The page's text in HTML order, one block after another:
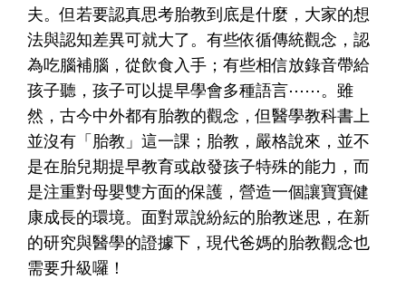
夫。但若要認真思考胎教到底是什麼，大家的想
法與認知差異可就大了。有些依循傳統觀念，認
為吃腦補腦，從飲食入手；有些相信放錄音帶給
孩子聽，孩子可以提早學會多種語言⋯⋯。雖
然，古今中外都有胎教的觀念，但醫學教科書上
並沒有「胎教」這一課；胎教，嚴格說來，並不
是在胎兒期提早教育或啟發孩子特殊的能力，而
是注重對母嬰雙方面的保護，營造一個讓寶寶健
康成長的環境。面對眾說紛紜的胎教迷思，在新
的研究與醫學的證據下，現代爸媽的胎教觀念也
需要升級囉！